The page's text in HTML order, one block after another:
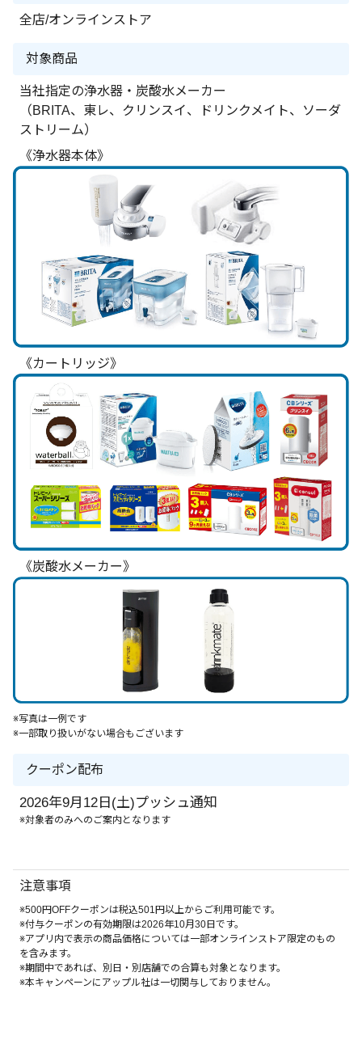
全店/オンラインストア
対象商品
当社指定の浄水器・炭酸水メーカー
（BRITA、東レ、クリンスイ、ドリンクメイト、ソーダ
ストリーム）
《浄水器本体》
《カートリッジ》
《炭酸水メーカー》
※写真は一例です
※一部取り扱いがない場合もございます
クーポン配布
2026年9月12日(土)プッシュ通知
※対象者のみへのご案内となります
注意事項
※500円OFFクーポンは税込501円以上からご利用可能です。
※付与クーポンの有効期限は2026年10月30日です。
※アプリ内で表示の商品価格については一部オンラインストア限定のもの
を含みます。
※期間中であれば、別日・別店舗での合算も対象となります。
※本キャンペーンにアップル社は一切関与しておりません。